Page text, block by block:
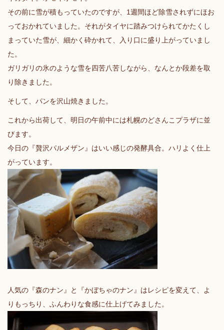
その前に雪が積もっていたのですが、1週間ほど除雪されずにほお
っておかれていました。それがタイヤに踏みつけられてかたくし
まっていた雪が、細かく砕かれて、入り口に盛り上がっていまし
た。
ガリガリの氷のような雪を四苦八苦しながら、なんとか段差を取
り除きました。
そして、パンを沢山焼きました。
これから出荷して、明日の午前中には札幌のどさんこプラザに並
びます。
今日の『贅沢パルメザン』はいい感じの発酵具合。ハリよく仕上
がっています。
人気の『森のナン』と『かぼちゃのナン』はレシピを変えて、よ
りもっちり、ふんわりな食感に仕上げてみました。